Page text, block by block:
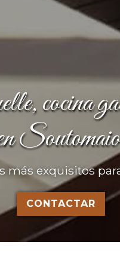
cocina
más exquisitos
CONTACTAR